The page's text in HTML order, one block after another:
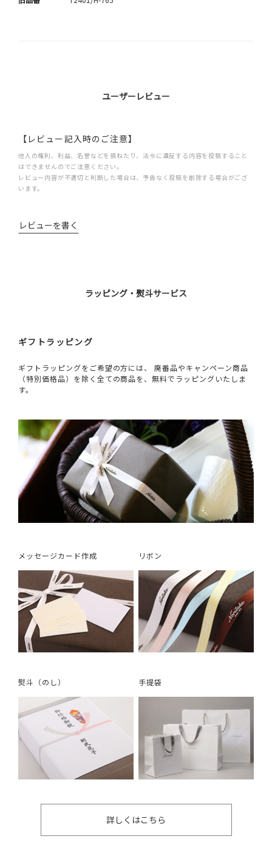
ユーザーレビュー
【レビュー記入時のご注意】
他人の権利、利益、名誉などを損ねたり、法令に違反する内容を投稿すること
はできませんのでご注意ください。
レビュー内容が不適切と判断した場合は、予告なく投稿を削除する場合がござ
います。
レビューを書く
ラッピング・熨斗サービス
ギフトラッピング
ギフトラッピングをご希望の方には、 廃番品やキャンペーン商品
（特別価格品）を除く全ての商品を、無料でラッピングいたしま
す。
メッセージカード作成 リボン
熨斗（のし） 手提袋
詳しくはこちら